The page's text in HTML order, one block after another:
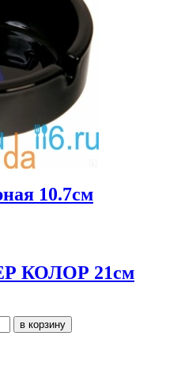
10.7см
КОЛОР 21см
в корзину